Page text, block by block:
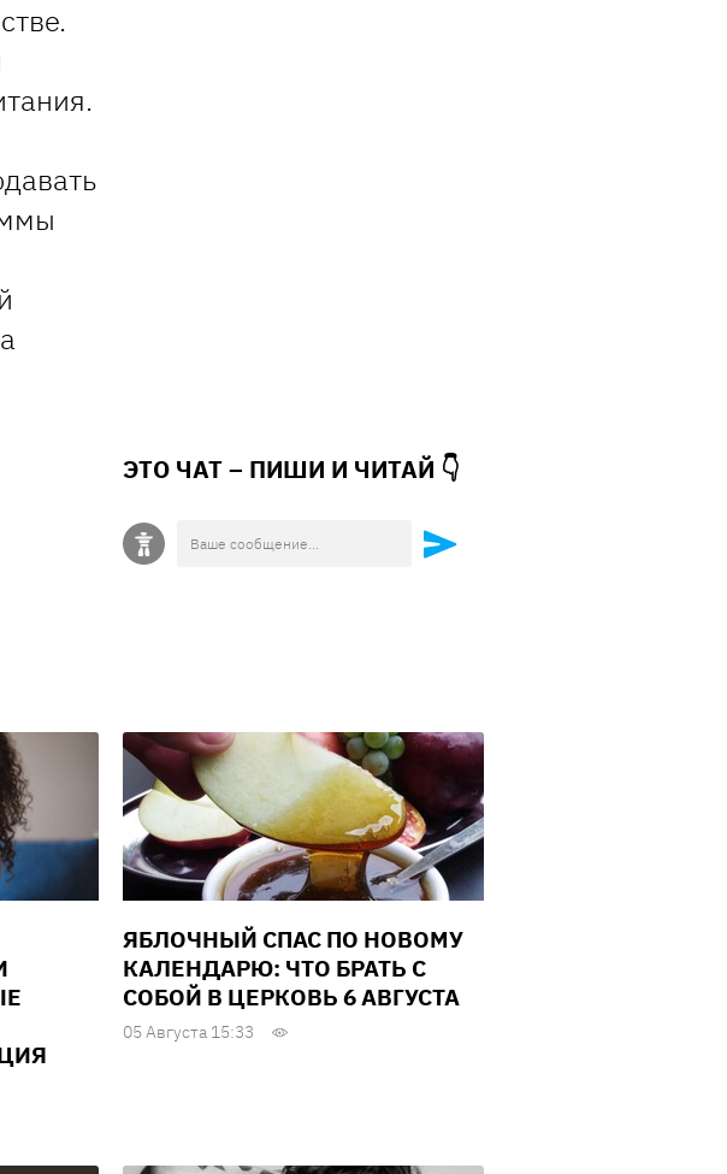
ЭТО ЧАТ – ПИШИ И ЧИТАЙ 👇
ЯБЛОЧНЫЙ СПАС ПО НОВОМУ
КАЛЕНДАРЮ: ЧТО БРАТЬ С
СОБОЙ В ЦЕРКОВЬ 6 АВГУСТА
05 Августа 15:33